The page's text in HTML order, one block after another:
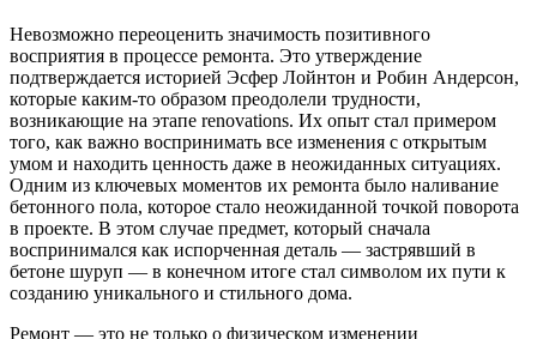
Невозможно переоценить значимость позитивного
восприятия в процессе ремонта. Это утверждение
подтверждается историей Эсфер Лойнтон и Робин Андерсон,
которые каким-то образом преодолели трудности,
возникающие на этапе renovations. Их опыт стал примером
того, как важно воспринимать все изменения с открытым
умом и находить ценность даже в неожиданных ситуациях.
Одним из ключевых моментов их ремонта было наливание
бетонного пола, которое стало неожиданной точкой поворота
в проекте. В этом случае предмет, который сначала
воспринимался как испорченная деталь — застрявший в
бетоне шуруп — в конечном итоге стал символом их пути к
созданию уникального и стильного дома.
Ремонт — это не только о физическом изменении